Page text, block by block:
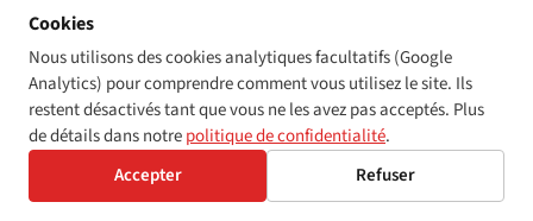
peuvent déposer des plaintes sur une base collective sans
identifier une victime nommée. Des affaires intentées par cette
voie au cours des dix dernières années ont notamment porté sur
l'accessibilité des plateformes CFF, l'accessibilité des portails
d'e-gouvernement municipaux et l'absence d'interprétation
qualifiée en langue des signes dans les procédures des tribunaux
Cookies
Nous utilisons des cookies analytiques facultatifs (Google
Analytics) pour comprendre comment vous utilisez le site. Ils
restent désactivés tant que vous ne les avez pas acceptés. Plus
de détails dans notrepolitique de confidentialité.
Accepter
Refuser